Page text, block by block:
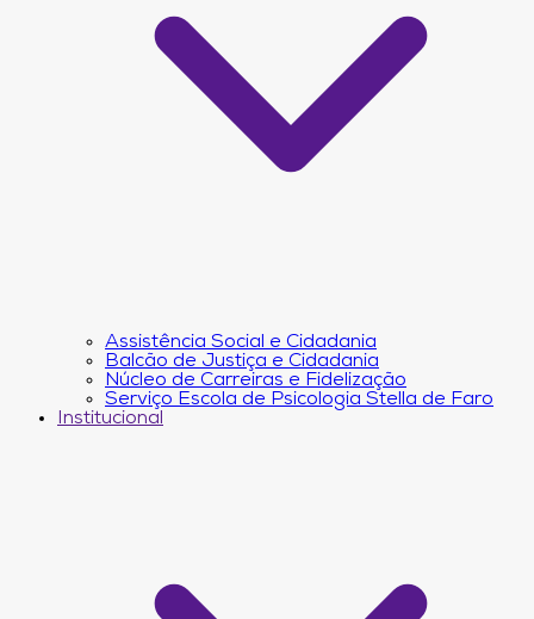
Assistência Social e Cidadania
Balcão de Justiça e Cidadania
Núcleo de Carreiras e Fidelização
Serviço Escola de Psicologia Stella de Faro
Institucional